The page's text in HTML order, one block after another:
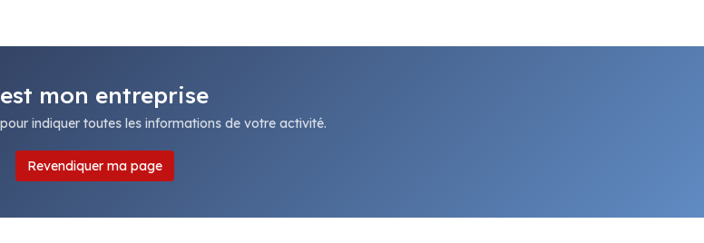
mon entreprise
indiquer toutes les informations de votre activité.
Revendiquer ma page